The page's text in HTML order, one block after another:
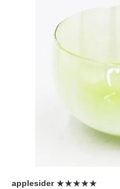
applesider ★★★★★